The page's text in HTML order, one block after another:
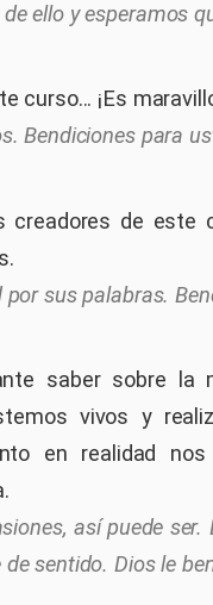
ello y esperamos
curso... ¡Es
Bendiciones para
creadores de
por sus palabras.
saber sobre la
vivos y
en realidad
así puede
sentido. Dios le